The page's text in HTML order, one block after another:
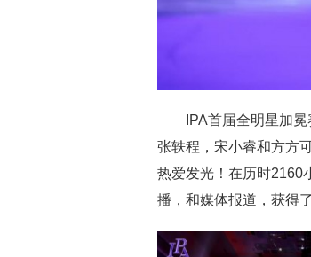
IPA首届全明星加
张轶程，宋小睿和方方
热爱发光！在历时2160
播，和媒体报道，获得